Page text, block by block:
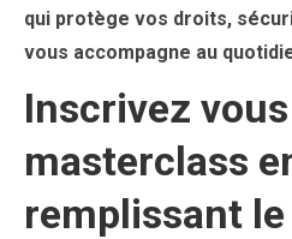
qui protège vos droits,
vous accompagne au
Inscrivez
masterclass
remplissant